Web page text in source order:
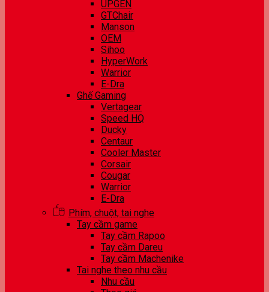
UPGEN
GTChair
Manson
OEM
Sihoo
HyperWork
Warrior
E-Dra
Ghế Gaming
Vertagear
Speed HQ
Ducky
Centaur
Cooler Master
Corsair
Cougar
Warrior
E-Dra
Phím, chuột, tai nghe
Tay cầm game
Tay cầm Rapoo
Tay cầm Dareu
Tay cầm Machenike
Tai nghe theo nhu cầu
Nhu cầu